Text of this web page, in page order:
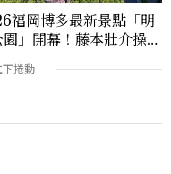
福岡博多最新景點「明
園」開幕！藤本壯介操刀
看